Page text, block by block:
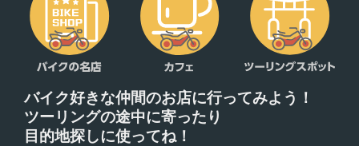
バイク好きな仲間のお店に行ってみよう！
ツーリングの途中に寄ったり
目的地探しに使ってね！